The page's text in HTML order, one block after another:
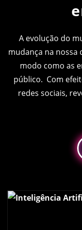
A evolução do
mudança na nossa
modo como as
público. Com
redes sociais,